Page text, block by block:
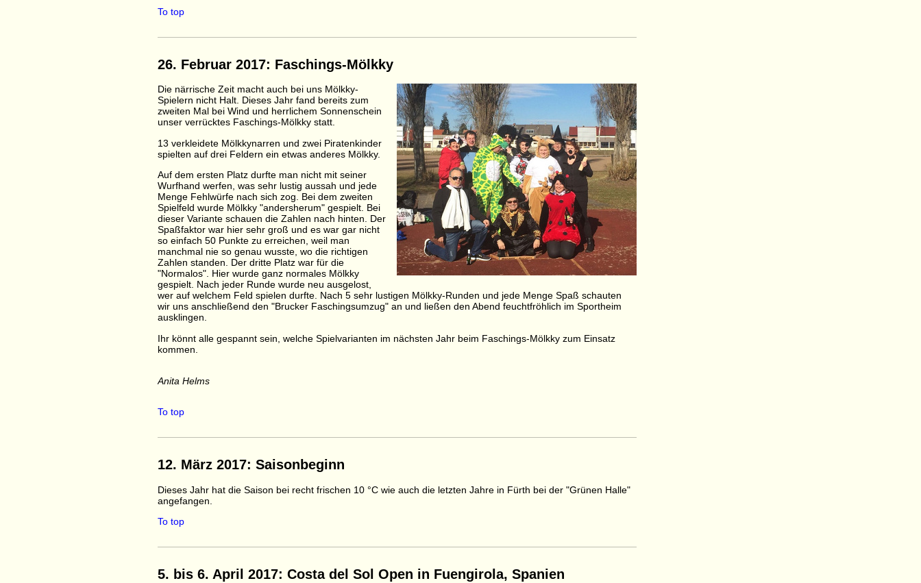
To top
26. Februar 2017: Faschings-Mölkky
Die närrische Zeit macht auch bei uns Mölkky-
Spielern nicht Halt. Dieses Jahr fand bereits zum
zweiten Mal bei Wind und herrlichem Sonnenschein
unser verrücktes Faschings-Mölkky statt.
13 verkleidete Mölkkynarren und zwei Piratenkinder
spielten auf drei Feldern ein etwas anderes Mölkky.
Auf dem ersten Platz durfte man nicht mit seiner
Wurfhand werfen, was sehr lustig aussah und jede
Menge Fehlwürfe nach sich zog. Bei dem zweiten
Spielfeld wurde Mölkky "andersherum" gespielt. Bei
dieser Variante schauen die Zahlen nach hinten. Der
Spaßfaktor war hier sehr groß und es war gar nicht
so einfach 50 Punkte zu erreichen, weil man
manchmal nie so genau wusste, wo die richtigen
Zahlen standen. Der dritte Platz war für die
"Normalos". Hier wurde ganz normales Mölkky
gespielt. Nach jeder Runde wurde neu ausgelost,
wer auf welchem Feld spielen durfte. Nach 5 sehr lustigen Mölkky-Runden und jede Menge Spaß schauten
wir uns anschließend den "Brucker Faschingsumzug" an und ließen den Abend feuchtfröhlich im Sportheim
ausklingen.
Ihr könnt alle gespannt sein, welche Spielvarianten im nächsten Jahr beim Faschings-Mölkky zum Einsatz
kommen.
Anita Helms
To top
12. März 2017: Saisonbeginn
Dieses Jahr hat die Saison bei recht frischen 10 °C wie auch die letzten Jahre in Fürth bei der "Grünen Halle"
angefangen.
To top
5. bis 6. April 2017: Costa del Sol Open in Fuengirola, Spanien